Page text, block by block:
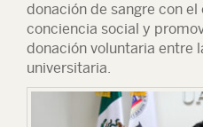
donación de sangre con
conciencia social y
donación voluntaria entre
universitaria.